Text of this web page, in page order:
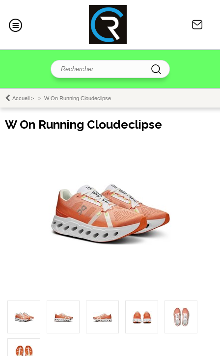
Accueil > > W On Running Cloudeclipse
W On Running Cloudeclipse